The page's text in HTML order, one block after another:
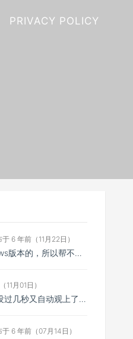
PRIVACY POLICY
6 年前（11月22日）
惭愧~~我没用Windows版本的，所以帮不了你~~
月01日）
系统代理按键打开了没过几秒又自动观上了，导致一直打开不了，是什么问题呢？感谢大佬，请帮帮忙！谢谢！
6 年前（07月14日）